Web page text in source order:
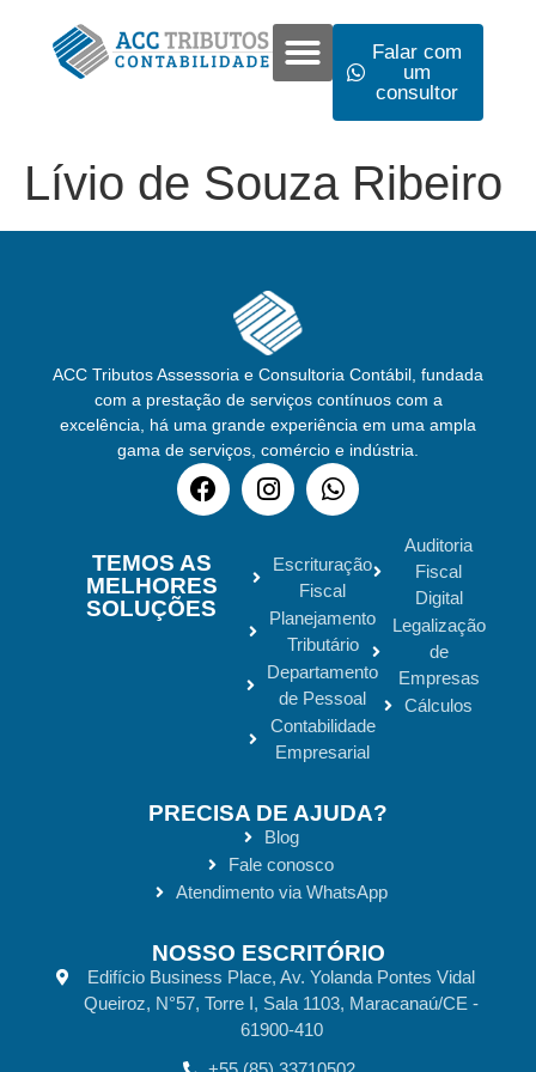
Falar com
um
consultor
Lívio de Souza Ribeiro
ACC Tributos Assessoria e Consultoria Contábil, fundada
com a prestação de serviços contínuos com a
excelência, há uma grande experiência em uma ampla
gama de serviços, comércio e indústria.
TEMOS AS
MELHORES
SOLUÇÕES
Escrituração
Fiscal
Planejamento
Tributário
Departamento
de Pessoal
Contabilidade
Empresarial
Auditoria
Fiscal
Digital
Legalização
de
Empresas
Cálculos
PRECISA DE AJUDA?
Blog
Fale conosco
Atendimento via WhatsApp
NOSSO ESCRITÓRIO
Edifício Business Place, Av. Yolanda Pontes Vidal
Queiroz, N°57, Torre I, Sala 1103, Maracanaú/CE -
61900-410